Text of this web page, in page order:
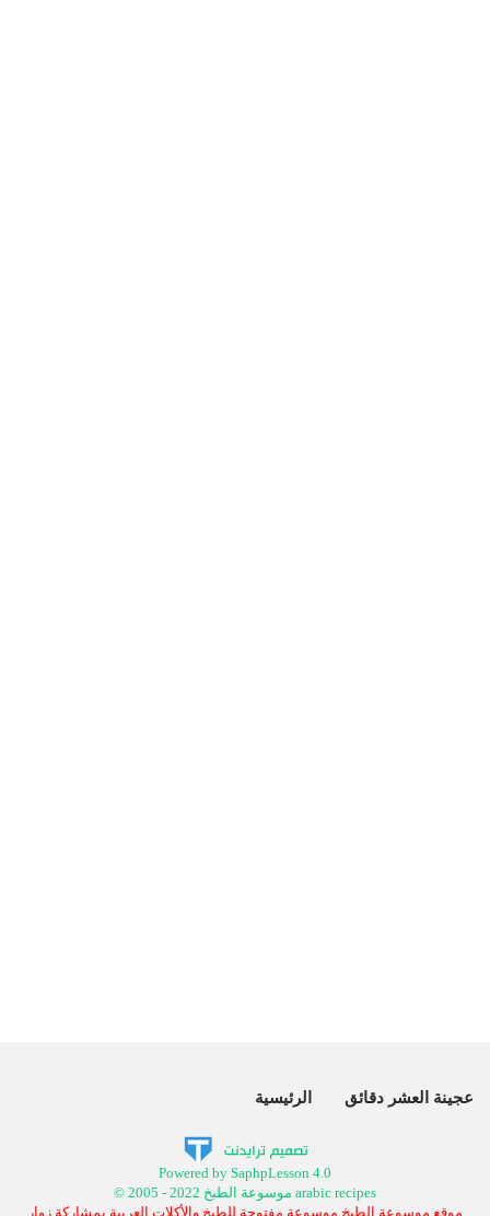
عجينة العشر دقائق الرئيسية
Powered by SaphpLesson 4.0
© 2005 - 2022 موسوعة الطبخ arabic recipes
موقع موسوعة الطبخ موسوعة مفتوحة للطبخ والأكلات العربية بمشاركة زوار